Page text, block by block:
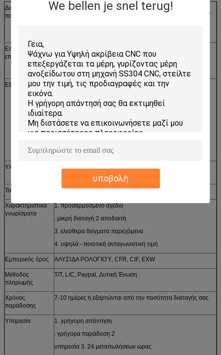
We bellen je snel terug!
υποβολή
Διαδικασία
παραγωγής
κοπή λέιζερ/γραμμών, σφράγιση, CNC punching, CNC που
Επεξεργασία
επιφάνειας
Ασήμι, ψευδάργυρος, νικέλιο, κασσίτερος, επιχρωμίωση,
επίστρωμα σκονών, καυτός γαλβανισμένος, που γυαλίζει,
βουρτσίζοντας κ.λπ.
Εξοπλισμοί
1. μηχανή σφράγισης, υδραυλική πιέζοντας μηχανή
μηχανή
2. CNC άλεση και στροφή, λείανση, περιτύλιξη, ακόνισμα,
περιτύλιξη, να θίξει και άλλο
3. Γραμμή-τέμνουσα μηχανή, τέμνουσα μηχανή λέιζερ
Υλικό διαθέσιμο
ανοξείδωτο, αργίλιο, χαλκός, ορείχαλκος, ψευδάργυρος,
χαλκός, χάλυβας άνθρακα κ.λπ.
Τα πιστοποιητικά SGS, CE, ROHS, ISO9001-2008
Χαρακτηριστικά
γνωρίσματα
1. προσαρμοσμένο σχέδιο
. μικρή διαταγή 2 αποδεκτή
3. ελεύθερα δείγματα παρεχόμενα
4. υψηλά - ποιοτική ανταγωνιστική τιμή
Εμπορικός όρος ΑΛΥΣΊΔΑ ΡΟΛΟΓΙΟΎ, CFR, CIF, EXW
Μέθοδος
πληρωμής
T/T, L/C, Paypal, Δυτική Ένωση
Χρόνος
παράδοσης
7-10 ημέρες ή εξαρτώνται από την ποσότητα διαταγής σας
Υπηρεσία
1. γρήγορη απάντηση
. γρήγορα παράδοση 2
υπηρεσία 3. 24 μεταπωλήσεων ώρας